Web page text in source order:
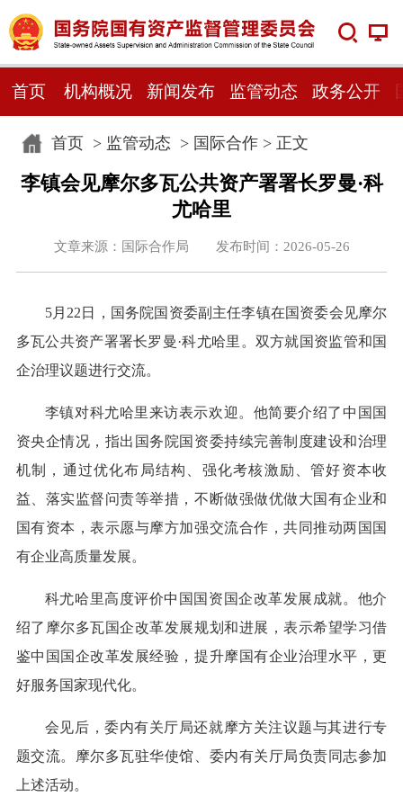
首页 机构概况 新闻发布 监管动态 政务公开
首页> 监管动态 > 国际合作> 正文
李镇会见摩尔多瓦公共资产署署长罗曼·科
尤哈里
文章来源：国际合作局 发布时间：2026-05-26
5月22日，国务院国资委副主任李镇在国资委会见摩尔
多瓦公共资产署署长罗曼·科尤哈里。双方就国资监管和国
企治理议题进行交流。
李镇对科尤哈里来访表示欢迎。他简要介绍了中国国
资央企情况，指出国务院国资委持续完善制度建设和治理
机制，通过优化布局结构、强化考核激励、管好资本收
益、落实监督问责等举措，不断做强做优做大国有企业和
国有资本，表示愿与摩方加强交流合作，共同推动两国国
有企业高质量发展。
科尤哈里高度评价中国国资国企改革发展成就。他介
绍了摩尔多瓦国企改革发展规划和进展，表示希望学习借
鉴中国国企改革发展经验，提升摩国有企业治理水平，更
好服务国家现代化。
会见后，委内有关厅局还就摩方关注议题与其进行专
题交流。摩尔多瓦驻华使馆、委内有关厅局负责同志参加
上述活动。